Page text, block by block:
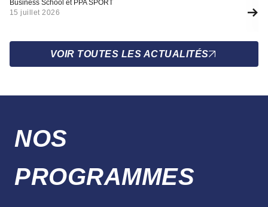
Business School et PPA SPORT
15 juillet 2026
VOIR TOUTES LES ACTUALITÉS
NOS
PROGRAMMES